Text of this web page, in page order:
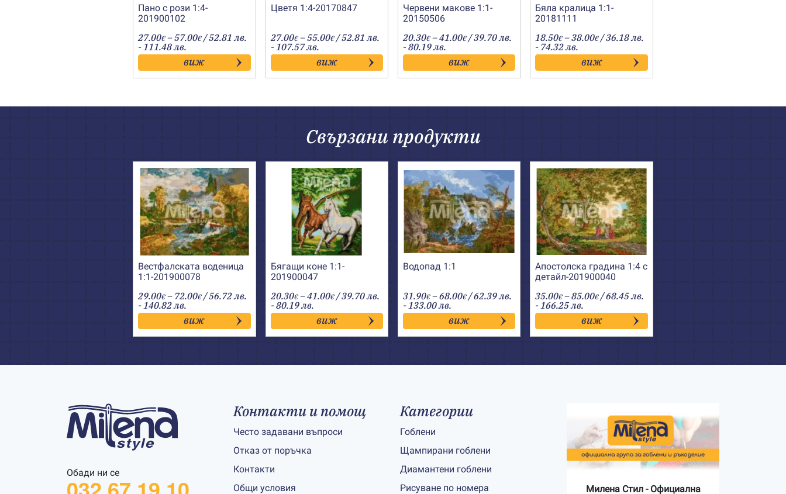
Пано с рози 1:4-
201900102
27.00€ –57.00€Price
range:
27.00€
through
57.00€
/ 52.81 лв.
- 111.48 лв.
виж
Цветя 1:4-20170847
27.00€ –55.00€Price
range:
27.00€
through
55.00€
/ 52.81 лв.
- 107.57 лв.
виж
Червени макове 1:1-
20150506
20.30€ –41.00€Price
range:
20.30€
through
41.00€
/ 39.70 лв.
- 80.19 лв.
виж
Бяла кралица 1:1-
20181111
18.50€ –38.00€Price
range:
18.50€
through
38.00€
/ 36.18 лв.
- 74.32 лв.
виж
Свързани продукти
Вестфалската воденица
1:1-201900078
29.00€ – 72.00€Price
range:
29.00€
through
72.00€
/ 56.72 лв.
- 140.82 лв.
виж
Бягащи коне 1:1-
201900047
20.30€ –41.00€Price
range:
20.30€
through
41.00€
/ 39.70 лв.
- 80.19 лв.
виж
Водопад 1:1
31.90€ –68.00€Price
range:
31.90€
through
68.00€
/ 62.39 лв.
- 133.00 лв.
виж
Апостолска градина 1:4 с
детайл-201900040
35.00€ –85.00€Price
range:
35.00€
through
85.00€
/ 68.45 лв.
- 166.25 лв.
виж
Обади ни се
Контакти и помощ
Често задавани въпроси
Отказ от поръчка
Контакти
Общи условия
Категории
Гоблени
Щампирани гоблени
Диамантени гоблени
Рисуване по номера
Милена Стил - Официална